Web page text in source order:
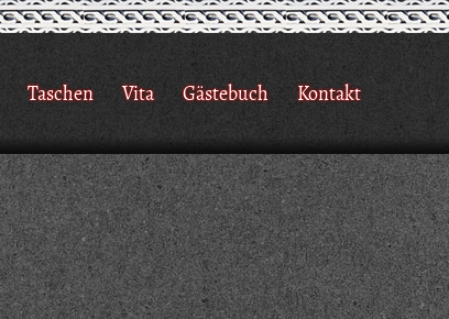
Taschen Vita Gästebuch Kontakt